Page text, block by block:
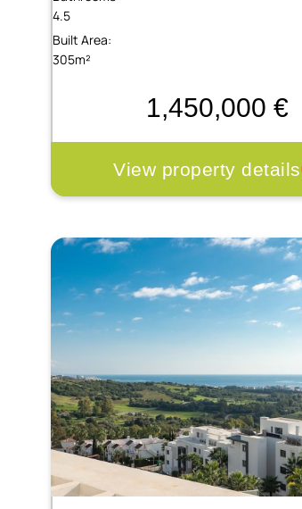
4.5
Built Area:
305m²
1,450,000 €
View property details